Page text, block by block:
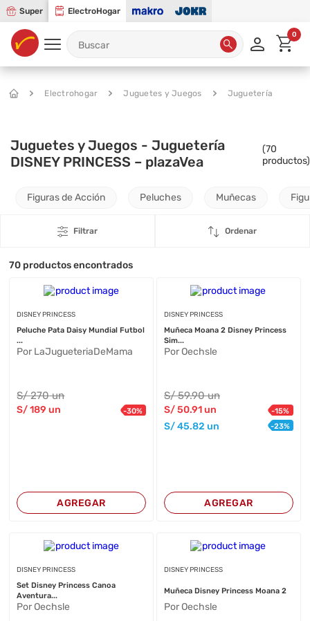
Super ElectroHogar
0
Electrohogar Juguetes y Juegos Juguetería
Juguetes y Juegos - Juguetería
DISNEY PRINCESS – plazaVea
(70
productos)
Figuras de Acción Peluches Muñecas
Filtrar Ordenar
70 productos encontrados
DISNEY PRINCESS
Peluche Pata Daisy Mundial Futbol
...
Por LaJugueteriaDeMama
S/270 un
S/189 un -30%
AGREGAR
DISNEY PRINCESS
Muñeca Moana 2 Disney Princess
Sim...
Por Oechsle
S/59.90 un
S/50.91un -15%
S/45.82 un -23%
AGREGAR
DISNEY PRINCESS
Set Disney Princess Canoa
Aventura...
Por Oechsle
DISNEY PRINCESS
Muñeca Disney Princess Moana 2
Por Oechsle